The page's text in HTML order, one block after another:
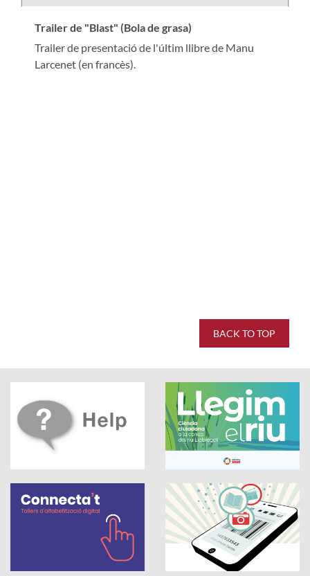
Trailer de "Blast" (Bola de grasa)
Trailer de presentació de l'últim llibre de Manu
Larcenet (en francès).
BACK TO TOP